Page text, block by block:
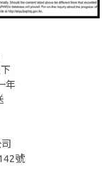
年
號